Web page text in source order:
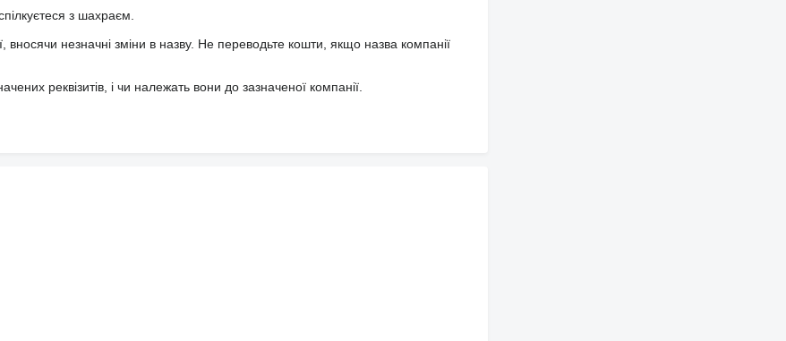
з шахраєм.
вносячи незначні зміни в назву. Не переводьте кошти, якщо назва компанії
реквізитів, і чи належать вони до зазначеної компанії.